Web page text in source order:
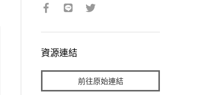
資源連結
前往原始連結